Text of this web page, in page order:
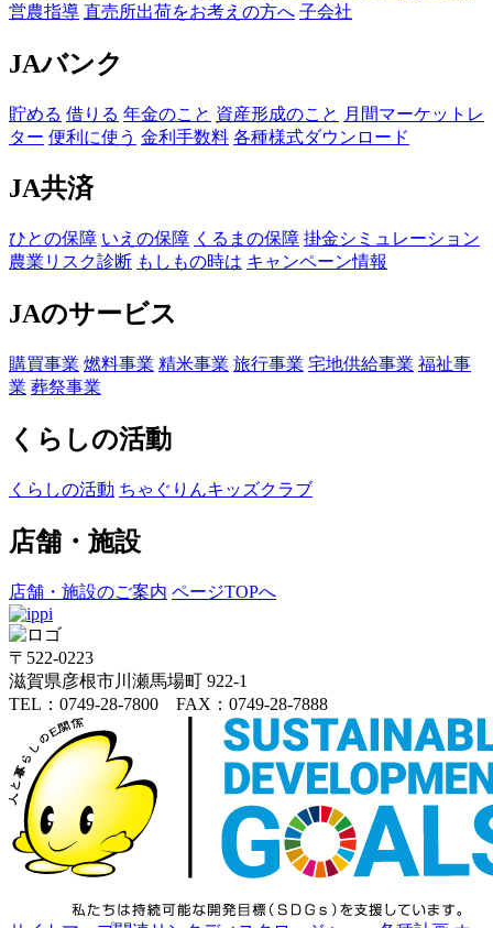
営農指導 直売所出荷をお考えの方へ 子会社
JAバンク
貯める 借りる 年金のこと 資産形成のこと 月間マーケットレ
ター 便利に使う 金利手数料 各種様式ダウンロード
JA共済
ひとの保障 いえの保障 くるまの保障 掛金シミュレーション
農業リスク診断 もしもの時は キャンペーン情報
JAのサービス
購買事業 燃料事業 精米事業 旅行事業 宅地供給事業 福祉事
業 葬祭事業
くらしの活動
くらしの活動 ちゃぐりんキッズクラブ
店舗・施設
店舗・施設のご案内 ページTOPへ
〒522-0223
滋賀県彦根市川瀬馬場町 922-1
TEL：0749-28-7800 FAX：0749-28-7888